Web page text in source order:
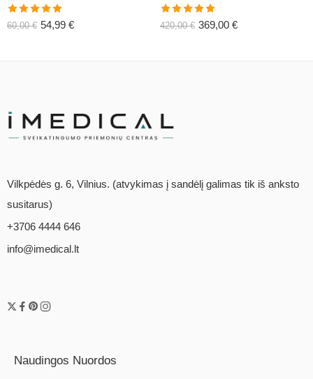
Įvertinimas:
5.00
60,00€ 54,99 €
Įvertinimas:
5.00
420,00€ 369,00 €
Vilkpėdės g. 6, Vilnius. (atvykimas į sandėlį galimas tik iš anksto
susitarus)
+3706 4444 646
info@imedical.lt
Naudingos Nuordos